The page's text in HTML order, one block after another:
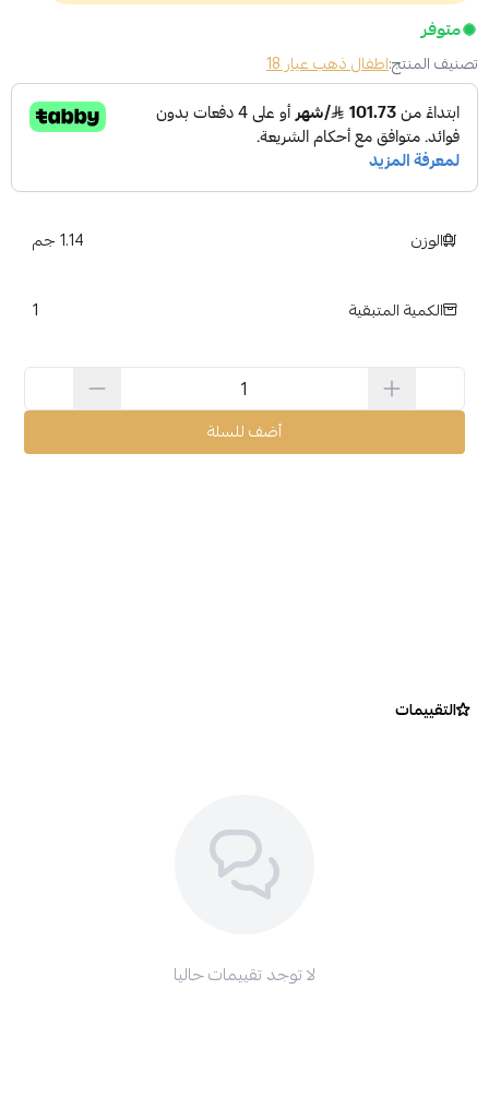
متوفر
تصنيف المنتج:اطفال ذهب عيار 18
الوزن 1.14 جم
الكمية المتبقية 1
أضف للسلة
التقييمات
لا توجد تقييمات حاليا